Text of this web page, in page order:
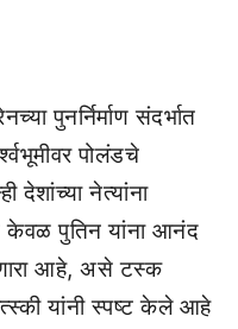
पुनर्निर्माण संदर्भात
पोलंडचे
देशांच्या नेत्यांना
पुतिन यांना आनंद
आहे, असे टस्क
यांनी स्पष्ट केले आहे